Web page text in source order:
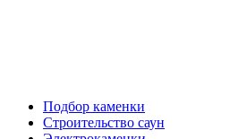
Подбор каменки
Строительство саун